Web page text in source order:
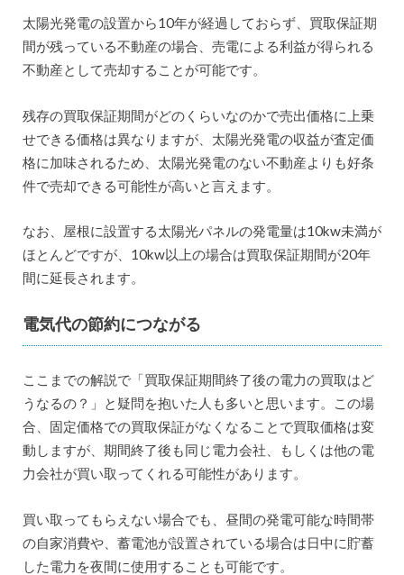
太陽光発電の設置から10年が経過しておらず、買取保証期
間が残っている不動産の場合、売電による利益が得られる
不動産として売却することが可能です。
残存の買取保証期間がどのくらいなのかで売出価格に上乗
せできる価格は異なりますが、太陽光発電の収益が査定価
格に加味されるため、太陽光発電のない不動産よりも好条
件で売却できる可能性が高いと言えます。
なお、屋根に設置する太陽光パネルの発電量は10kw未満が
ほとんどですが、10kw以上の場合は買取保証期間が20年
間に延長されます。
電気代の節約につながる
ここまでの解説で「買取保証期間終了後の電力の買取はど
うなるの？」と疑問を抱いた人も多いと思います。この場
合、固定価格での買取保証がなくなることで買取価格は変
動しますが、期間終了後も同じ電力会社、もしくは他の電
力会社が買い取ってくれる可能性があります。
買い取ってもらえない場合でも、昼間の発電可能な時間帯
の自家消費や、蓄電池が設置されている場合は日中に貯蓄
した電力を夜間に使用することも可能です。